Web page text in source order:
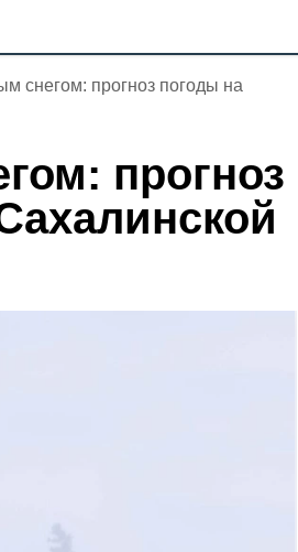
снегом: прогноз погоды на
прогноз